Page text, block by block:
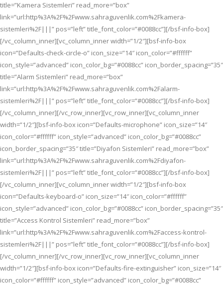
title=”Kamera Sistemleri” read_more=”box”
link=”url:http%3A%2F%2Fwww.sahraguvenlik.com%2Fkamera-
sistemleri%2F|||” pos=”left” title_font_color=”#0088cc”][/bsf-info-box]
[/vc_column_inner][vc_column_inner width=”1/2″][bsf-info-box
icon=”Defaults-check-circle-o” icon_size=”14″ icon_color=”#ffffff”
icon_style=”advanced” icon_color_bg=”#0088cc” icon_border_spacing=”35″
title=”Alarm Sistemleri” read_more=”box”
link=”url:http%3A%2F%2Fwww.sahraguvenlik.com%2Falarm-
sistemleri%2F|||” pos=”left” title_font_color=”#0088cc”][/bsf-info-box]
[/vc_column_inner][/vc_row_inner][vc_row_inner][vc_column_inner
width=”1/2″][bsf-info-box icon=”Defaults-microphone” icon_size=”14″
icon_color=”#ffffff” icon_style=”advanced” icon_color_bg=”#0088cc”
icon_border_spacing=”35″ title=”Diyafon Sistemleri” read_more=”box”
link=”url:http%3A%2F%2Fwww.sahraguvenlik.com%2Fdiyafon-
sistemleri%2F|||” pos=”left” title_font_color=”#0088cc”][/bsf-info-box]
[/vc_column_inner][vc_column_inner width=”1/2″][bsf-info-box
icon=”Defaults-keyboard-o” icon_size=”14″ icon_color=”#ffffff”
icon_style=”advanced” icon_color_bg=”#0088cc” icon_border_spacing=”35″
title=”Access Kontrol Sistemleri” read_more=”box”
link=”url:http%3A%2F%2Fwww.sahraguvenlik.com%2Faccess-kontrol-
sistemleri%2F|||” pos=”left” title_font_color=”#0088cc”][/bsf-info-box]
[/vc_column_inner][/vc_row_inner][vc_row_inner][vc_column_inner
width=”1/2″][bsf-info-box icon=”Defaults-fire-extinguisher” icon_size=”14″
icon_color=”#ffffff” icon_style=”advanced” icon_color_bg=”#0088cc”